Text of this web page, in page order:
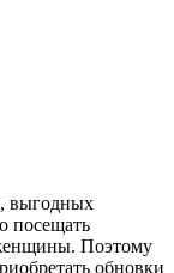
выгодных
посещать
Поэтому
обновки